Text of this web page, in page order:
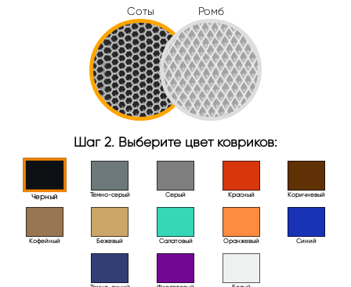
Соты Ромб
Шаг 2. Выберите цвет ковриков:
Черный Тёмно-серый Серый Красный Коричневый
Кофейный Бежевый Салатовый Оранжевый Синий